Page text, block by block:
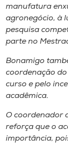
manufatura
agronegócio, à
pesquisa
parte no
Bonamigo
coordenação
curso e pelo
acadêmica.
O coordenador
reforça que o
importância,